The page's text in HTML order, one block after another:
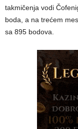
takmičenja vodi
boda, a na trećem
sa 895 bodova.